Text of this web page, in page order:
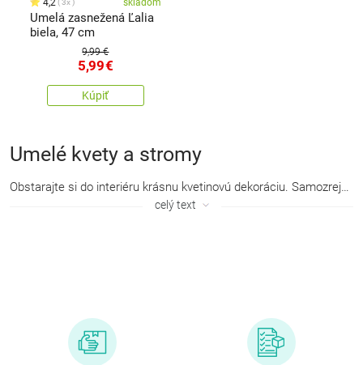
4,2 3x skladom
Umelá zasnežená Ľalia
biela, 47 cm
9,99 €
5,99€
Kúpiť
Umelé kvety a stromy
Obstarajte si do interiéru krásnu kvetinovú dekoráciu. Samozrejme živé kvety sú živé kvety. Ale aj tie
celý text